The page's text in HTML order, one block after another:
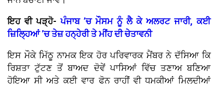
ਇਹ ਵੀ ਪੜ੍ਹੋ-ਪੰਜਾਬ ’ਚ ਮੌਸਮ ਨੂੰ ਲੈ ਕੇ ਅਲਰਟ ਜਾਰੀ, ਕਈ
ਜ਼ਿਲ੍ਹਿਆਂ ’ਚ ਤੇਜ਼ ਹਨ੍ਹੇਰੀ ਤੇ ਮੀਂਹ ਦੀ ਚੇਤਾਵਨੀ
ਇਸ ਮੌਕੇ ਮਿੱਠੂ ਨਾਮਕ ਇਕ ਹੋਰ ਪਰਿਵਾਰਕ ਮੈਂਬਰ ਨੇ ਦੱਸਿਆ ਕਿ
ਰਿਸ਼ਤਾ ਟੁੱਟਣ ਤੋਂ ਬਾਅਦ ਦੋਵੇਂ ਪਾਸਿਆਂ ਵਿੱਚ ਤਣਾਅ ਬਣਿਆ
ਹੋਇਆ ਸੀ ਅਤੇ ਕਈ ਵਾਰ ਫੋਨ ਰਾਹੀਂ ਵੀ ਧਮਕੀਆਂ ਮਿਲਦੀਆਂ